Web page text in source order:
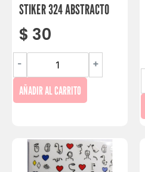
STIKER 324 ABSTRACTO
$ 30
- +
AÑADIR AL CARRITO